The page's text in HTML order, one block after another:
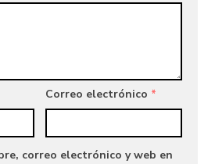
Correo electrónico *
correo electrónico y web en